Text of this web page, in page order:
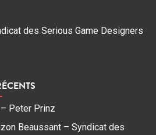
des Serious Game Designers
Peter Prinz
Beaussant – Syndicat des